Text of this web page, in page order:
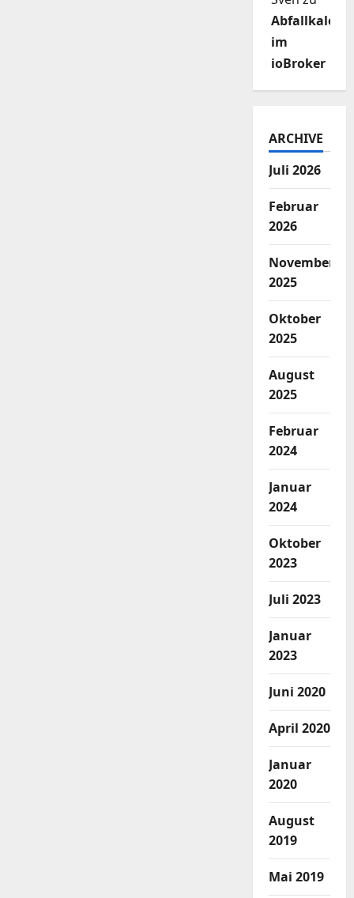
im
ioBroker
ARCHIVE
Juli 2026
Februar
2026
November
2025
Oktober
2025
August
2025
Februar
2024
Januar
2024
Oktober
2023
Juli 2023
Januar
2023
Juni 2020
April 2020
Januar
2020
August
2019
Mai 2019